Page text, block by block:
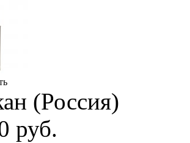
(Россия)
руб.